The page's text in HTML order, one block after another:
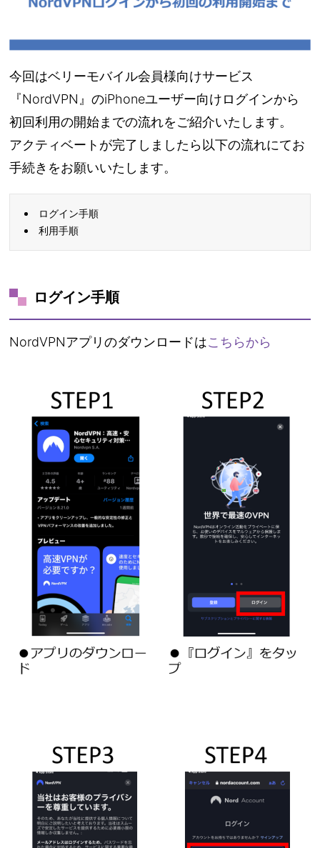
今回はベリーモバイル会員様向けサービス
『NordVPN』のiPhoneユーザー向けログインから
初回利用の開始までの流れをご紹介いたします。
アクティベートが完了しましたら以下の流れにてお
手続きをお願いいたします。
ログイン手順
利用手順
ログイン手順
NordVPNアプリのダウンロードはこちらから